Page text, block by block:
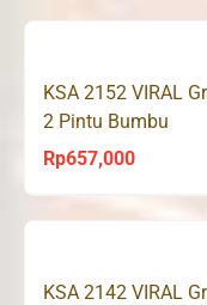
KSA 2152 VIRAL
2 Pintu Bumbu
Rp657,000
KSA 2142 VIRAL